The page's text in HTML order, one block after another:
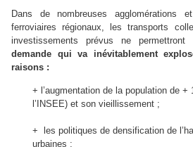
Dans de nombreuses agglomérations
ferroviaires régionaux, les transports
investissements prévus ne
demande qui va inévitablement
raisons :
+ l’augmentation de la population de +
l’INSEE) et son vieillissement ;
+
les politiques de densification de
urbaines ;